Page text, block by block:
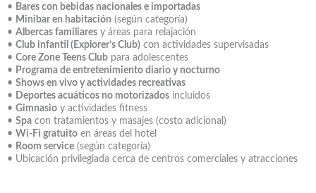
• Bares con bebidas nacionales e importadas
• Minibar en habitación (según categoría)
• Albercas familiares y áreas para relajación
• Club infantil (Explorer’s Club) con actividades supervisadas
• Core Zone Teens Club para adolescentes
• Programa de entretenimiento diario y nocturno
• Shows en vivo y actividades recreativas
• Deportes acuáticos no motorizados incluidos
• Gimnasio y actividades fitness
• Spa con tratamientos y masajes (costo adicional)
• Wi-Fi gratuito en áreas del hotel
• Room service (según categoría)
• Ubicación privilegiada cerca de centros comerciales y atracciones